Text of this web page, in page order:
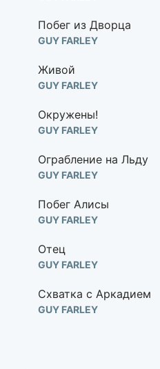
Побег из Дворца
GUY FARLEY
Живой
GUY FARLEY
Окружены!
GUY FARLEY
Ограбление на Льду
GUY FARLEY
Побег Алисы
GUY FARLEY
Отец
GUY FARLEY
Схватка с Аркадием
GUY FARLEY